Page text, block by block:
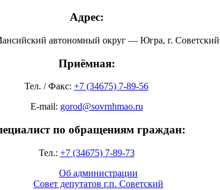
Адрес:
автономный округ — Югра, г.
Приёмная:
Тел. / Факс: +7 (34675) 7-89-56
E-mail: gorod@sovrnhmao.ru
по обращениям граждан:
Тел.: +7 (34675) 7-89-73
Об администрации
Совет депутатов г.п. Советский